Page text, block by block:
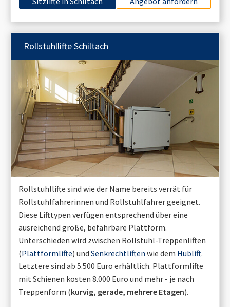
RollstuhllifteSchiltach
Rollstuhllifte sind wie der Name bereits verrät für
Rollstuhlfahrerinnen und Rollstuhlfahrer geeignet.
Diese Lifttypen verfügen entsprechend über eine
ausreichend große, befahrbare Plattform.
Unterschieden wird zwischen Rollstuhl-Treppenliften
(Plattformlifte) und Senkrechtliften wie dem Hublift.
Letztere sind ab 5.500 Euro erhältlich. Plattformlifte
mit Schienen kosten 8.000 Euro und mehr - je nach
Treppenform (kurvig, gerade, mehrere Etagen).